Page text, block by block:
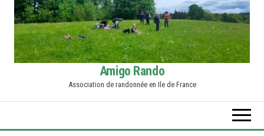
Amigo Rando
Association de randonnée en Ile de France